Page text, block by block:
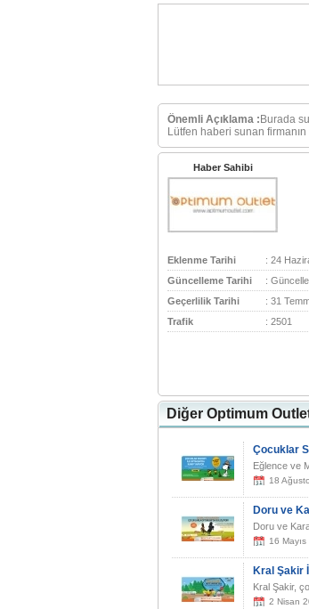
Önemli Açıklama : Burada
Lütfen haberi sunan
Haber Sahibi
Eklenme Tarihi
: 24
Güncelleme Tarihi
:
Geçerlilik Tarihi
: 31
Trafik
: 2501
Diğer Optimum
Çocuklar
Eğlence ve
18
Doru ve
Doru ve
16
Kral Şakir
Kral Şakir,
2 Nisan